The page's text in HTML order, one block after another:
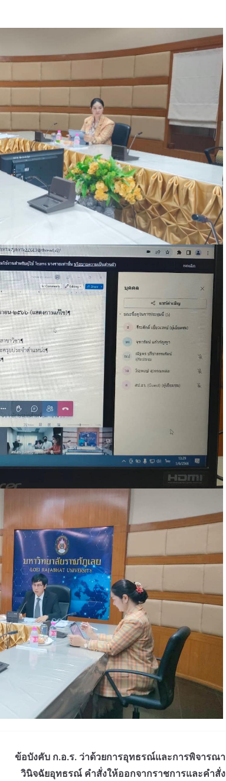
ข้อบังคับ ก.อ.ร. ว่าด้วยการอุทธรณ์และการพิจารณา
วินิจฉัยอุทธรณ์ คำสั่งให้ออกจากราชการและคำสั่ง